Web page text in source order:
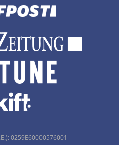
0259Ε60000576001